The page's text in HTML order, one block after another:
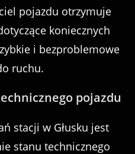
pojazdu otrzymuje
koniecznych
i bezproblemowe
ruchu.
pojazdu
stacji w Głusku jest
stanu technicznego